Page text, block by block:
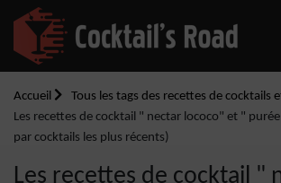
Accueil
Tous les tags des recettes de cocktails
Les recettes de cocktail " nectar lococo" et "
par cocktails les plus récents)
Les recettes de cocktail "